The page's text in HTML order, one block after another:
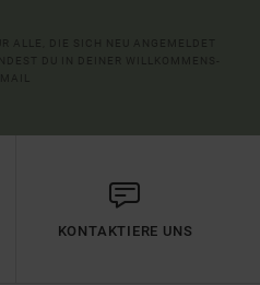
KONTAKTIERE UNS